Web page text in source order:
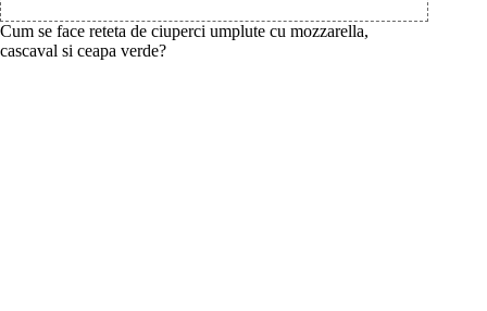
Cum se face reteta de ciuperci umplute cu mozzarella,
cascaval si ceapa verde?